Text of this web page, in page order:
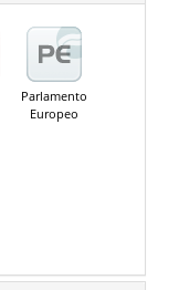
Parlamento
Europeo